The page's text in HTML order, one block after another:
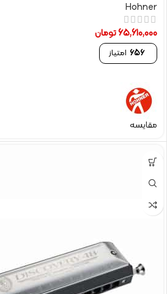
Hohner
65,610,000تومان
656 امتیاز
مقایسه